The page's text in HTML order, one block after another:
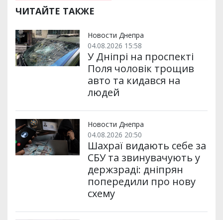
ЧИТАЙТЕ ТАКЖЕ
Новости Днепра
04.08.2026 15:58
У Дніпрі на проспекті
Поля чоловік трощив
авто та кидався на
людей
Новости Днепра
04.08.2026 20:50
Шахраї видають себе за
СБУ та звинувачують у
держзраді: дніпрян
попередили про нову
схему